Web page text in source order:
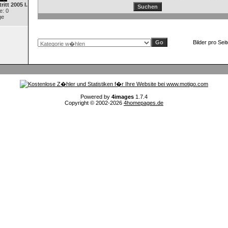
2005 I.
0
Bilder pro
Powered by 4images 1.7.4
Copyright © 2002-2026 4homepages.de